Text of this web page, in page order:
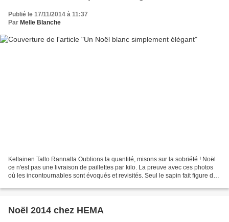
Publié le 17/11/2014 à 11:37
Par Melle Blanche
Keltainen Tallo Rannalla Oublions la quantité, misons sur la sobriété ! Noël
ce n'est pas une livraison de paillettes par kilo. La preuve avec ces photos
où les incontournables sont évoqués et revisités. Seul le sapin fait figure de
Noël 2014 chez HEMA